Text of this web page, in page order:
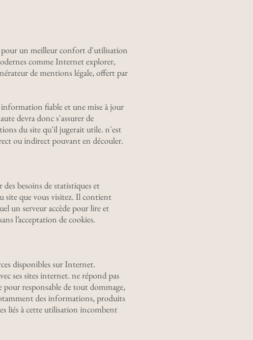
pour un meilleur confort d'utilisation
comme Internet explorer,
de mentions légale, offert par
fiable et une mise à jour
devra donc s'assurer de
du site qu'il jugerait utile. n'est
ou indirect pouvant en découler.
besoins de statistiques et
site que vous visitez. Il contient
un serveur accède pour lire et
l’acceptation de cookies.
disponibles sur Internet.
ses sites internet. ne répond pas
pour responsable de tout dommage,
des informations, produits
liés à cette utilisation incombent